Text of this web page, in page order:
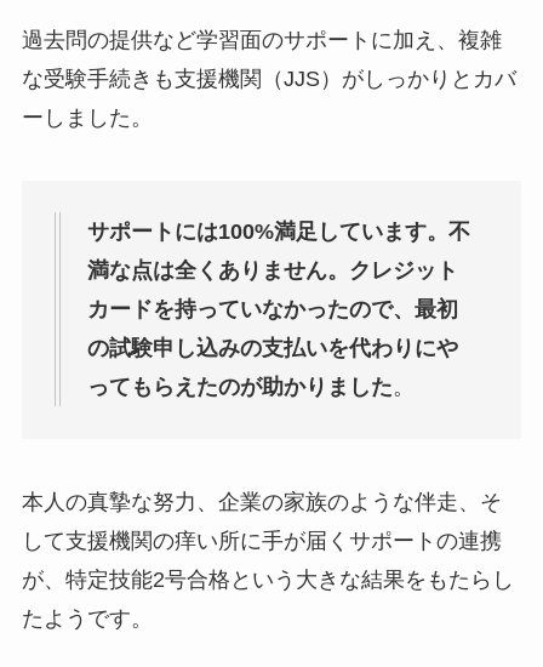
過去問の提供など学習面のサポートに加え、複雑
な受験手続きも支援機関（JJS）がしっかりとカバ
ーしました。
サポートには100%満足しています。不
満な点は全くありません。クレジット
カードを持っていなかったので、最初
の試験申し込みの支払いを代わりにや
ってもらえたのが助かりました。
本人の真摯な努力、企業の家族のような伴走、そ
して支援機関の痒い所に手が届くサポートの連携
が、特定技能2号合格という大きな結果をもたらし
たようです。